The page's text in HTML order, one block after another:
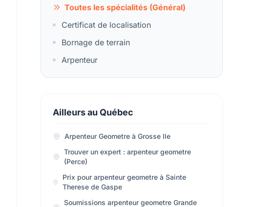
Toutes les spécialités (Général)
Certificat de localisation
Bornage de terrain
Arpenteur
Ailleurs au Québec
Arpenteur Geometre à Grosse Ile
Trouver un expert : arpenteur geometre
(Perce)
Prix pour arpenteur geometre à Sainte
Therese de Gaspe
Soumissions arpenteur geometre Grande